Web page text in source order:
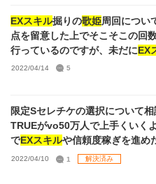
いメリットです。 所持編成は以下の通りで、 WINGの攻略に
関しては歌姫
の夏葉が異常に強
エンジョイ勢です この様な状態
ったり、ステの維持的にも思い
す。 思い出5のドロ率アップは
度上昇分のメリットを打ち消す
た、周回1回に掛かる時間が劇
なければライブオートも無理で
チベも落ち周回の効率は落ちま
EXスキル掘りの歌姫周回につい
点を留意した上でそこそこの回
行っているのですが、未だにEX
で朝コミュ発生率や約束発生率
歌姫最低1回合格を含むファン
発生次第ですが、大体170万～200万人
ィション落選、WING敗退ナシ ・終了後に毎度金パネルを中
心とした振り返りを行い、思い
2022/04/14
5
限定Sセレチケの選択について
TRUEがvo50万人で上手くいく
でEXスキルや信頼度稼ぎを進め
のPカップは100万人稼ぐやつだ
検索するとよく「【反撃の狼煙
2022/04/10 1
解決済み